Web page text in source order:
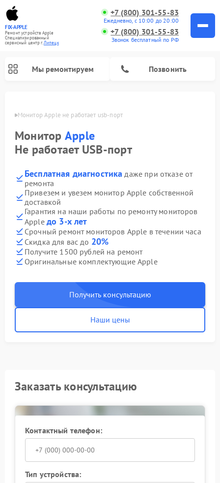
FIX-APPLE
Ремонт устройств Apple
Специализированный
cервисный центр г.Липецк
+7 (800) 301-55-83
Ежедневно, с 10:00 до 20:00
+7 (800) 301-55-83
Звонок бесплатный по РФ
Мы ремонтируем Позвонить
Монитор Apple не работает usb-порт
Монитор Apple
Не работает USB-порт
Бесплатная диагностика даже при отказе от
ремонта
Привезем и увезем монитор Apple собственной
доставкой
Гарантия на наши работы по ремонту мониторов
Apple до 3-х лет
Срочный ремонт мониторов Apple в течении часа
Скидка для вас до 20%
Получите 1500 рублей на ремонт
Оригинальные комплектующие Apple
Получить консультацию
Наши цены
Заказать консультацию
Контактный телефон:
Тип устройства: